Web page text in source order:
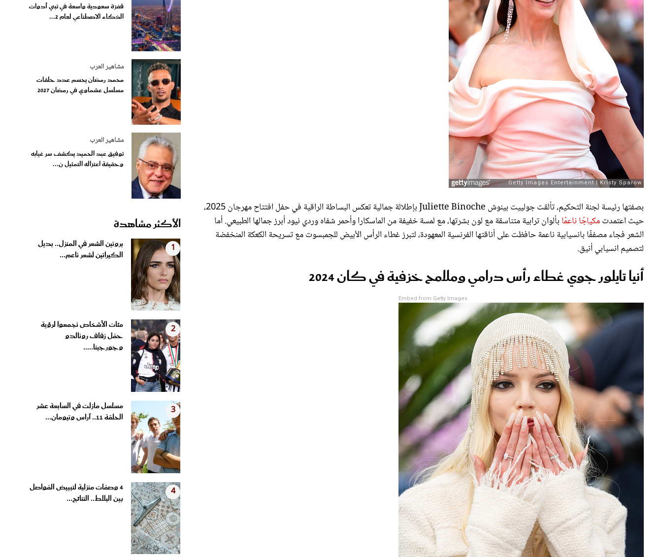
بصفتها رئيسة لجنة التحكيم، تألقت جولييت بينوش Juliette Binoche بإطلالة جمالية تعكس البساطة الراقية في حفل افتتاح مهرجان 2025،
حيث اعتمدتمكياجًا ناعمًا بألوان ترابية متناسقة مع لون بشرتها، مع لمسة خفيفة من الماسكارا وأحمر شفاه وردي نيود أبرز جمالها الطبيعي. أما
الشعر فجاء مصففًا بانسيابية ناعمة حافظت على أناقتها الفرنسية المعهودة، لتبرز غطاء الرأس الأبيض للجمبسوت مع تسريحة الكعكة المنخفضة
لتصميم انسيابي أنيق.
أنيا تايلور جوي غطاء رأس درامي وملامح خزفية في كان 2024
Embed from Getty Images
قفزة سعودية واسعة في تبني أدوات
الذكاء الاصطناعي لعام 2...
مشاهير العرب
محمد رمضان يحسم عدد حلقات
مسلسل عشماوي في رمضان 2027
مشاهير العرب
توفيق عبد الحميد يكشف سر غيابه
وحقيقة اعتزاله التمثيل ن...
الأكثر مشاهدة
1
بروتين الشعر في المنزل.. بديل
الكيراتين لشعر ناعم...
2
مئات الأشخاص تجمعوا لرؤية
حفل زفاف رونالدو
وجورجينا.....
3
مسلسل مازلت في السابعة عشر
الحلقة 11.. آراس وتيومان...
4
4 وصفات منزلية لتبييض الفواصل
بين البلاط.. النتائج...